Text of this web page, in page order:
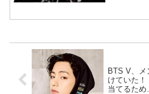
BTS V、メ
けていた
当てるため